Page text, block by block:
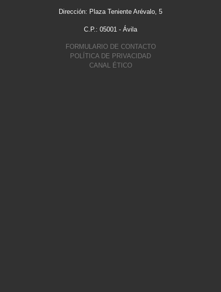
Dirección: Plaza Teniente Arévalo, 5
C.P.: 05001 - Ávila
FORMULARIO DE CONTACTO
POLÍTICA DE PRIVACIDAD
CANAL ÉTICO